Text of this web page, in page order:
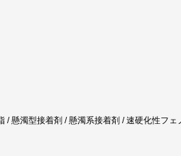
懸濁型接着剤 / 懸濁系接着剤 / 速硬化性フェ